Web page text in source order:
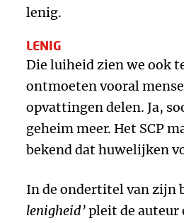
lenig.
LENIG
Die luiheid zien we ook
ontmoeten vooral
opvattingen delen. Ja,
geheim meer. Het SCP
bekend dat huwelijken
In de ondertitel van zijn
lenigheid’pleit de auteur